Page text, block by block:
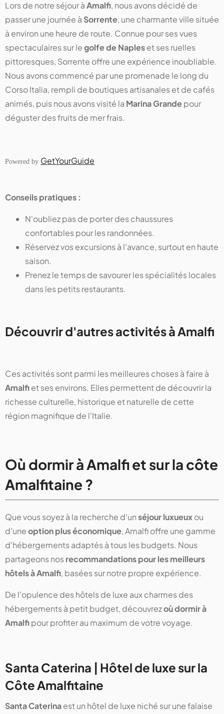
Lors de notre séjour àAmalfi, nous avons décidé de
passer une journée à Sorrente, une charmante ville située
à environ une heure de route. Connue pour ses vues
spectaculaires sur legolfe de Napleset ses ruelles
pittoresques, Sorrente offre une expérience inoubliable.
Nous avons commencé par une promenade le long du
Corso Italia, rempli de boutiques artisanales et de cafés
animés, puis nous avons visité la Marina Grandepour
déguster des fruits de mer frais.
Powered by GetYourGuide
Conseils pratiques :
N'oubliez pas de porter des chaussures
confortables pour les randonnées.
Réservez vos excursions à l'avance, surtout en haute
saison.
Prenez le temps de savourer les spécialités locales
dans les petits restaurants.
Découvrir d'autres activités à Amalfi
Ces activités sont parmi les meilleures choses à faire à
Amalfiet ses environs. Elles permettent de découvrir la
richesse culturelle, historique et naturelle de cette
région magnifique de l'Italie.
Où dormir à Amalfi et sur la côte
Amalfitaine ?
Que vous soyez à la recherche d'unséjour luxueuxou
d'uneoption plus économique, Amalfi offre une gamme
d'hébergements adaptés à tous les budgets. Nous
partageons nosrecommandations pour les meilleurs
hôtels à Amalfi, basées sur notre propre expérience.
De l'opulence des hôtels de luxe aux charmes des
hébergements à petit budget, découvrezoù dormir à
Amalfipour profiter au maximum de votre voyage.
Santa Caterina | Hôtel de luxe sur la
Côte Amalfitaine
Santa Caterinaest un hôtel de luxe niché sur une falaise